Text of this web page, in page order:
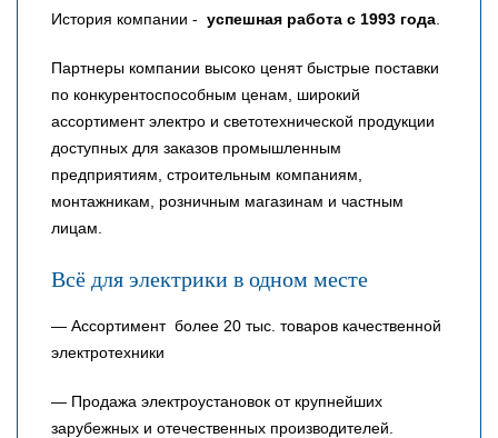
История компании - успешная работа с 1993 года.
Партнеры компании высоко ценят быстрые поставки
по конкурентоспособным ценам, широкий
ассортимент электро и светотехнической продукции
доступных для заказов промышленным
предприятиям, строительным компаниям,
монтажникам, розничным магазинам и частным
лицам.
Всё для электрики в одном месте
— Ассортимент более 20 тыс. товаров качественной
электротехники
— Продажа электроустановок от крупнейших
зарубежных и отечественных производителей.